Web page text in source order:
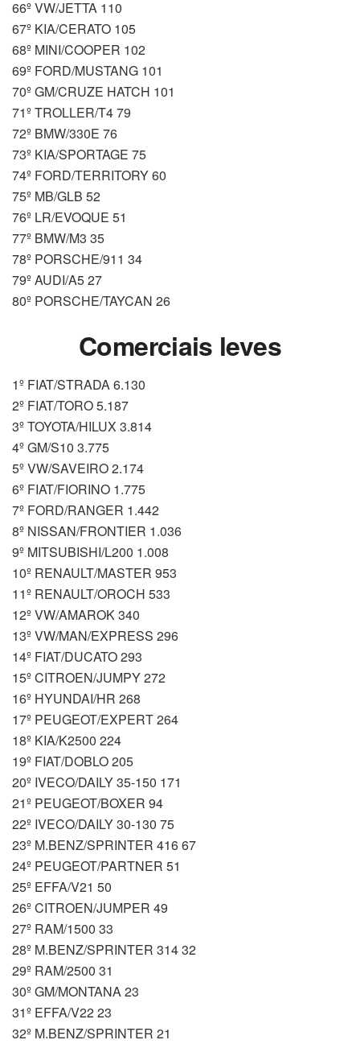
66º VW/JETTA 110
67º KIA/CERATO 105
68º MINI/COOPER 102
69º FORD/MUSTANG 101
70º GM/CRUZE HATCH 101
71º TROLLER/T4 79
72º BMW/330E 76
73º KIA/SPORTAGE 75
74º FORD/TERRITORY 60
75º MB/GLB 52
76º LR/EVOQUE 51
77º BMW/M3 35
78º PORSCHE/911 34
79º AUDI/A5 27
80º PORSCHE/TAYCAN 26
Comerciais leves
1º FIAT/STRADA 6.130
2º FIAT/TORO 5.187
3º TOYOTA/HILUX 3.814
4º GM/S10 3.775
5º VW/SAVEIRO 2.174
6º FIAT/FIORINO 1.775
7º FORD/RANGER 1.442
8º NISSAN/FRONTIER 1.036
9º MITSUBISHI/L200 1.008
10º RENAULT/MASTER 953
11º RENAULT/OROCH 533
12º VW/AMAROK 340
13º VW/MAN/EXPRESS 296
14º FIAT/DUCATO 293
15º CITROEN/JUMPY 272
16º HYUNDAI/HR 268
17º PEUGEOT/EXPERT 264
18º KIA/K2500 224
19º FIAT/DOBLO 205
20º IVECO/DAILY 35-150 171
21º PEUGEOT/BOXER 94
22º IVECO/DAILY 30-130 75
23º M.BENZ/SPRINTER 416 67
24º PEUGEOT/PARTNER 51
25º EFFA/V21 50
26º CITROEN/JUMPER 49
27º RAM/1500 33
28º M.BENZ/SPRINTER 314 32
29º RAM/2500 31
30º GM/MONTANA 23
31º EFFA/V22 23
32º M.BENZ/SPRINTER 21